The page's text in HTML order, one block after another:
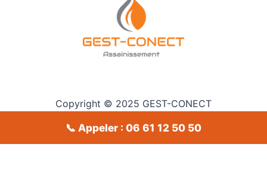
📞 Appeler : 06 61 12 50 50
Copyright © 2025 GEST-CONECT